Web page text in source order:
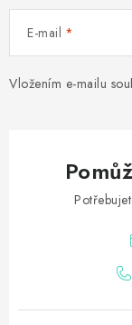
E-mail
Vložením e-mailu